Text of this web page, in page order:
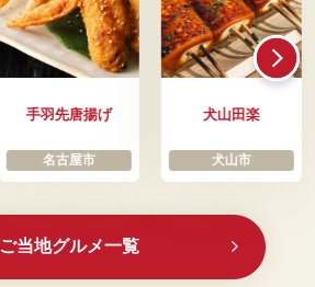
手羽先唐揚げ
名古屋市
犬山田楽
犬山市
ご当地グルメ一覧